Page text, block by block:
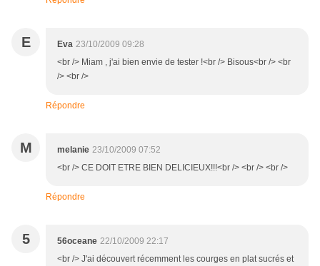
E Eva 23/10/2009 09:28
<br /> Miam , j'ai bien envie de tester !<br /> Bisous<br /> <br
/> <br />
Répondre
M melanie 23/10/2009 07:52
<br /> CE DOIT ETRE BIEN DELICIEUX!!!<br /> <br /> <br />
Répondre
5 56oceane 22/10/2009 22:17
<br /> J'ai découvert récemment les courges en plat sucrés et